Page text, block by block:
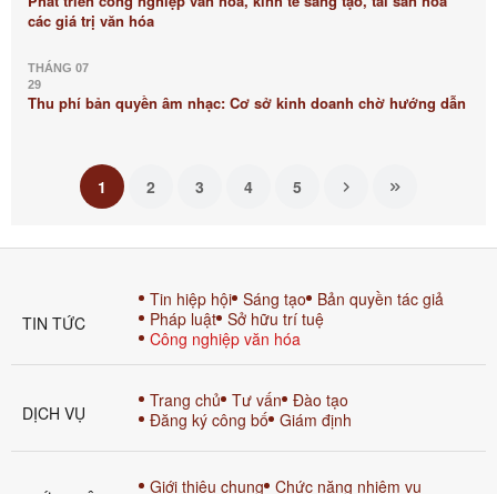
các giá trị văn hóa
THÁNG 07
29
Thu phí bản quyền âm nhạc: Cơ sở kinh doanh chờ hướng dẫn
1 2 3 4 5
TIN TỨC
Tin hiệp hội Sáng tạo Bản quyền tác giả
Pháp luật Sở hữu trí tuệ
Công nghiệp văn hóa
DỊCH VỤ
Trang chủ Tư vấn Đào tạo
Đăng ký công bố Giám định
Giới thiệu chung Chức năng nhiệm vụ